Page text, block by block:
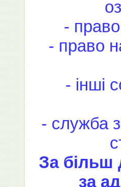
-
- право
- інші
- служба
За більш
за